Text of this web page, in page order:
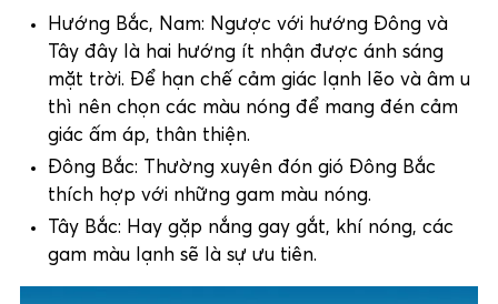
Hướng Bắc, Nam: Ngược với hướng Đông và
Tây đây là hai hướng ít nhận được ánh sáng
mặt trời. Để hạn chế cảm giác lạnh lẽo và âm u
thì nên chọn các màu nóng để mang đén cảm
giác ấm áp, thân thiện.
Đông Bắc: Thường xuyên đón gió Đông Bắc
thích hợp với những gam màu nóng.
Tây Bắc: Hay gặp nắng gay gắt, khí nóng, các
gam màu lạnh sẽ là sự ưu tiên.